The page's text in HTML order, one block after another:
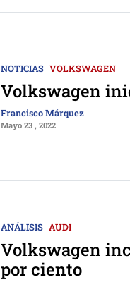
NOTICIAS VOLKSWAGEN
Volkswagen
Francisco Márquez
Mayo 23 , 2022
ANÁLISIS AUDI
Volkswagen
por ciento